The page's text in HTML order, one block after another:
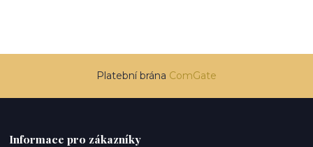
Platební brána ComGate
Informace pro zákazníky